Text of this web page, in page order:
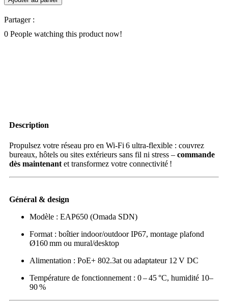
Partager :
0 People watching this product now!
Description
Propulsez votre réseau pro en Wi‑Fi 6 ultra‑flexible : couvrez
bureaux, hôtels ou sites extérieurs sans fil ni stress – commande
dès maintenant et transformez votre connectivité !
Général & design
Modèle : EAP650 (Omada SDN)
Format : boîtier indoor/outdoor IP67, montage plafond
Ø160 mm ou mural/desktop
Alimentation : PoE+ 802.3at ou adaptateur 12 V DC
Température de fonctionnement : 0 – 45 °C, humidité 10–
90 %